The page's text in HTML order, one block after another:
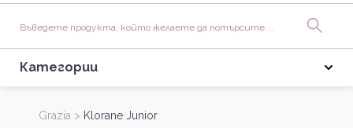
Категории
Grazia > Klorane Junior